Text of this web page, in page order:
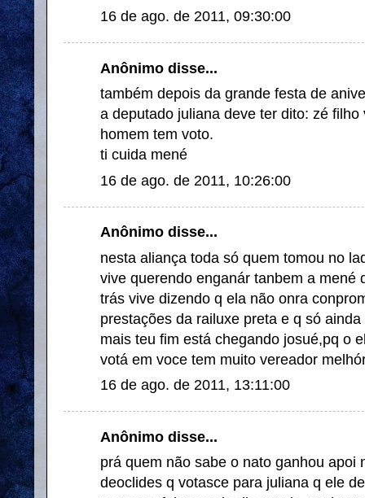
16 de ago. de 2011, 09:30:00
Anônimo disse...
também depois da grande festa de
a deputado juliana deve ter dito: zé
homem tem voto.
ti cuida mené
16 de ago. de 2011, 10:26:00
Anônimo disse...
nesta aliança toda só quem tomou no
vive querendo enganár tanbem a mené
trás vive dizendo q ela não onra
prestações da railuxe preta e q só
mais teu fim está chegando josué,pq o
votá em voce tem muito vereador
16 de ago. de 2011, 13:11:00
Anônimo disse...
prá quem não sabe o nato ganhou apoi
deoclides q votasce para juliana q ele